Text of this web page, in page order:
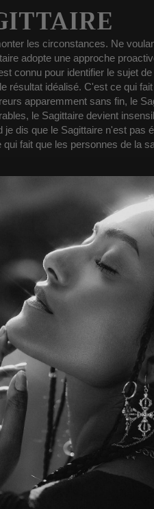
les circonstances. Ne
adopte une approche
connu pour identifier le sujet
résultat idéalisé. C'est ce qui
apparemment sans fin, le
le Sagittaire devient
dis que le Sagittaire n'est pas
fait que les personnes de la
l'essence de
dans le changement
que la transformation n'est
comprendre en adoptant des
plutôt que la destination.
la rigidité, à nous ouvrir au
ou d'arrivée, mais par la façon
une énergie dynamique et
poussant le Sagittaire à
la destruction d'un incendie
les passions et ouvre la
quête incessante d'aventure et
et d'étincelle qui allume la joie
l'entourent à briller plus fort.
et de la sagesse, est le guide
le Sagittaire à